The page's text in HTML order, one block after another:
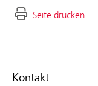
Kontakt
Seite drucken